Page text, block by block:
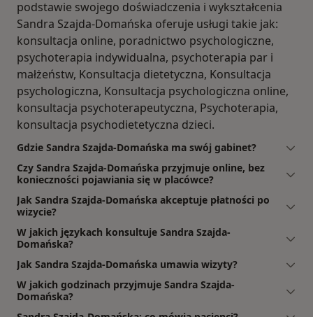
podstawie swojego doświadczenia i wykształcenia
Sandra Szajda-Domańska oferuje usługi takie jak:
konsultacja online, poradnictwo psychologiczne,
psychoterapia indywidualna, psychoterapia par i
małżeństw, Konsultacja dietetyczna, Konsultacja
psychologiczna, Konsultacja psychologiczna online,
konsultacja psychoterapeutyczna, Psychoterapia,
konsultacja psychodietetyczna dzieci.
Gdzie Sandra Szajda-Domańska ma swój gabinet?
Czy Sandra Szajda-Domańska przyjmuje online, bez
konieczności pojawiania się w placówce?
Jak Sandra Szajda-Domańska akceptuje płatności po
wizycie?
W jakich językach konsultuje Sandra Szajda-
Domańska?
Jak Sandra Szajda-Domańska umawia wizyty?
W jakich godzinach przyjmuje Sandra Szajda-
Domańska?